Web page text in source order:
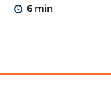
6 min